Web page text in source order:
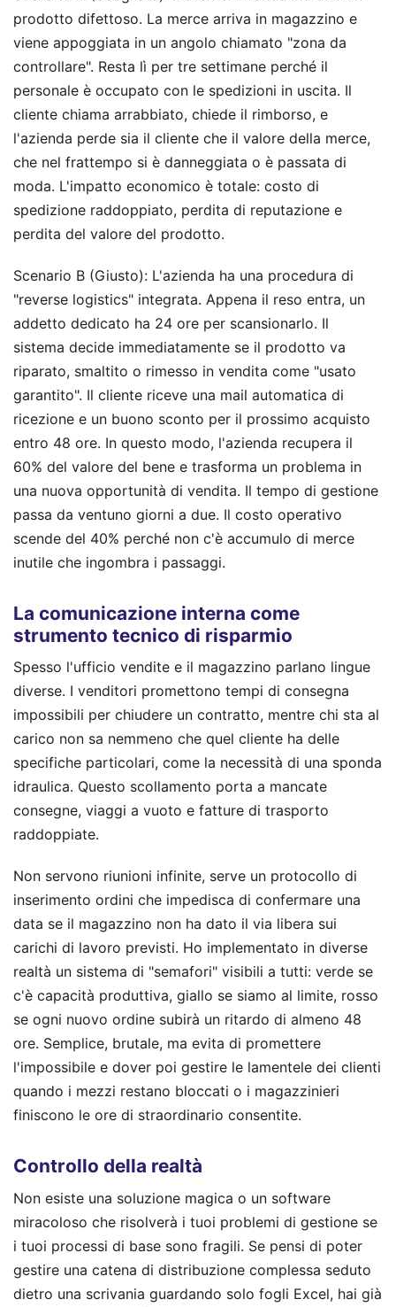
prodotto difettoso. La merce arriva in magazzino e
viene appoggiata in un angolo chiamato "zona da
controllare". Resta lì per tre settimane perché il
personale è occupato con le spedizioni in uscita. Il
cliente chiama arrabbiato, chiede il rimborso, e
l'azienda perde sia il cliente che il valore della merce,
che nel frattempo si è danneggiata o è passata di
moda. L'impatto economico è totale: costo di
spedizione raddoppiato, perdita di reputazione e
perdita del valore del prodotto.
Scenario B (Giusto): L'azienda ha una procedura di
"reverse logistics" integrata. Appena il reso entra, un
addetto dedicato ha 24 ore per scansionarlo. Il
sistema decide immediatamente se il prodotto va
riparato, smaltito o rimesso in vendita come "usato
garantito". Il cliente riceve una mail automatica di
ricezione e un buono sconto per il prossimo acquisto
entro 48 ore. In questo modo, l'azienda recupera il
60% del valore del bene e trasforma un problema in
una nuova opportunità di vendita. Il tempo di gestione
passa da ventuno giorni a due. Il costo operativo
scende del 40% perché non c'è accumulo di merce
inutile che ingombra i passaggi.
La comunicazione interna come
strumento tecnico di risparmio
Spesso l'ufficio vendite e il magazzino parlano lingue
diverse. I venditori promettono tempi di consegna
impossibili per chiudere un contratto, mentre chi sta al
carico non sa nemmeno che quel cliente ha delle
specifiche particolari, come la necessità di una sponda
idraulica. Questo scollamento porta a mancate
consegne, viaggi a vuoto e fatture di trasporto
raddoppiate.
Non servono riunioni infinite, serve un protocollo di
inserimento ordini che impedisca di confermare una
data se il magazzino non ha dato il via libera sui
carichi di lavoro previsti. Ho implementato in diverse
realtà un sistema di "semafori" visibili a tutti: verde se
c'è capacità produttiva, giallo se siamo al limite, rosso
se ogni nuovo ordine subirà un ritardo di almeno 48
ore. Semplice, brutale, ma evita di promettere
l'impossibile e dover poi gestire le lamentele dei clienti
quando i mezzi restano bloccati o i magazzinieri
finiscono le ore di straordinario consentite.
Controllo della realtà
Non esiste una soluzione magica o un software
miracoloso che risolverà i tuoi problemi di gestione se
i tuoi processi di base sono fragili. Se pensi di poter
gestire una catena di distribuzione complessa seduto
dietro una scrivania guardando solo fogli Excel, hai già